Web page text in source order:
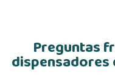
Preguntas
dispensadores